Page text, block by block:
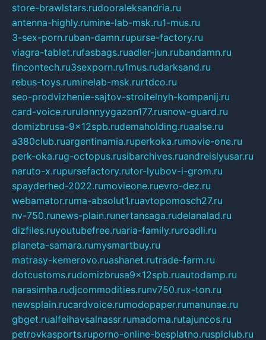
store-brawlstars.rudooraleksandria.ru
antenna-highly.rumine-lab-msk.ru1-mus.ru
3-sex-porn.ruban-damn.rupurse-factory.ru
viagra-tablet.rufasbags.ruadler-jun.rubandamn.ru
fincontech.ru3sexporn.ru1mus.rudarksand.ru
rebus-toys.ruminelab-msk.rurtdco.ru
seo-prodvizhenie-sajtov-stroitelnyh-kompanij.ru
card-voice.rurulonnyygazon177.rusnow-guard.ru
domizbrusa-9x12spb.rudemaholding.ruaalse.ru
a380club.ruargentinamia.ruperkoka.rumovie-one.ru
perk-oka.rug-octopus.rusibarchives.ruandreislyusar.ru
naruto-x.rupursefactory.rutor-lyubov-i-grom.ru
spayderhed-2022.rumovieone.ruevro-dez.ru
webamator.ruma-absolut1.ruavtopomosch27.ru
nv-750.runews-plain.runertansaga.rudelanalad.ru
dizfiles.ruyoutubefree.ruaria-family.ruroadli.ru
planeta-samara.rumysmartbuy.ru
matrasy-kemerovo.ruashanet.rutrade-farm.ru
dotcustoms.rudomizbrusa9x12spb.ruautodamp.ru
narasimha.rudjcommodities.runv750.rux-ton.ru
newsplain.rucardvoice.rumodopaper.rumanunae.ru
gbget.rualfeihavsalnassr.rumadoma.rutajuncos.ru
petrovkasports.ruporno-online-besplatno.rusplclub.ru